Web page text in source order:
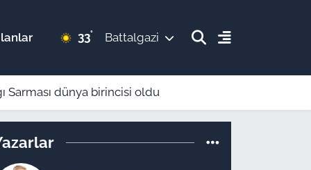
33° Battalgazi
Sarması dünya birincisi oldu